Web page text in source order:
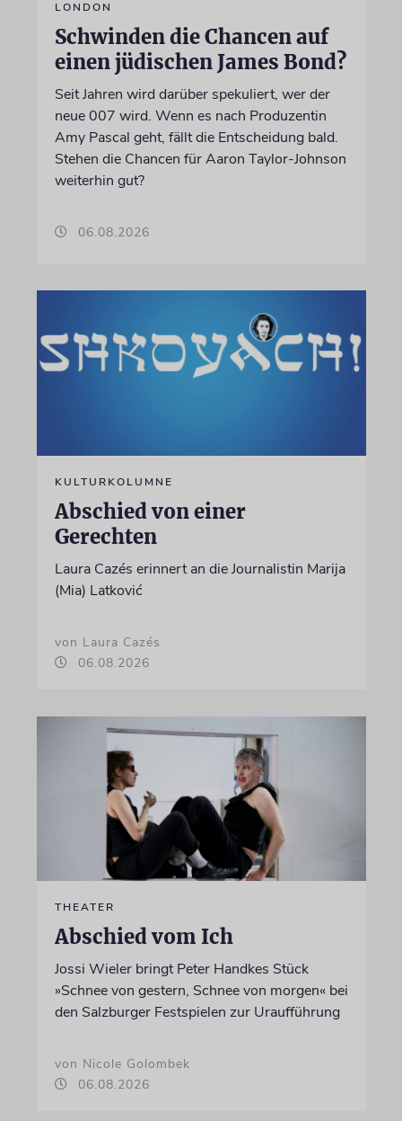
LONDON
Schwinden die Chancen auf
einen jüdischen James Bond?
Seit Jahren wird darüber spekuliert, wer der
neue 007 wird. Wenn es nach Produzentin
Amy Pascal geht, fällt die Entscheidung bald.
Stehen die Chancen für Aaron Taylor-Johnson
weiterhin gut?
06.08.2026
KULTURKOLUMNE
Abschied von einer
Gerechten
Laura Cazés erinnert an die Journalistin Marija
(Mia) Latković
von Laura Cazés
06.08.2026
THEATER
Abschied vom Ich
Jossi Wieler bringt Peter Handkes Stück
»Schnee von gestern, Schnee von morgen« bei
den Salzburger Festspielen zur Uraufführung
von Nicole Golombek
06.08.2026